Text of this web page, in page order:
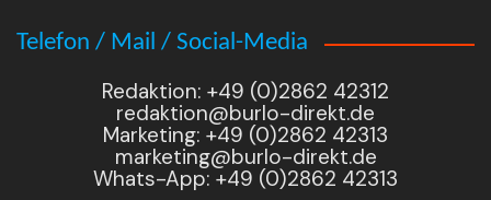
Telefon / Mail / Social-Media
Redaktion: +49 (0)2862 42312
redaktion@burlo-direkt.de
Marketing: +49 (0)2862 42313
marketing@burlo-direkt.de
Whats-App: +49 (0)2862 42313